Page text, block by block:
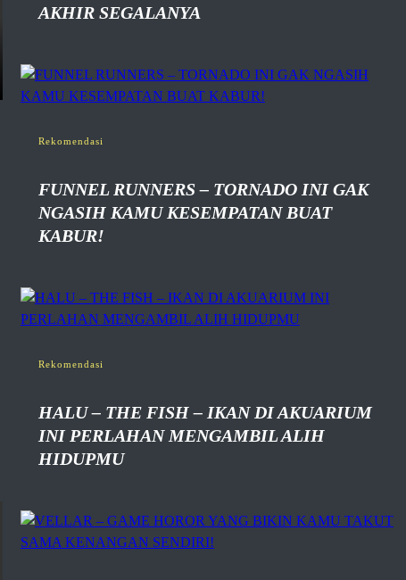
AKHIR SEGALANYA
Rekomendasi
FUNNEL RUNNERS – TORNADO INI GAK
NGASIH KAMU KESEMPATAN BUAT
KABUR!
Rekomendasi
HALU – THE FISH – IKAN DI AKUARIUM
INI PERLAHAN MENGAMBIL ALIH
HIDUPMU